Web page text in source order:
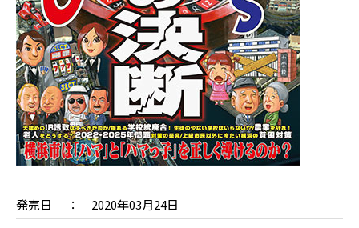
発売日
2020年03月24日